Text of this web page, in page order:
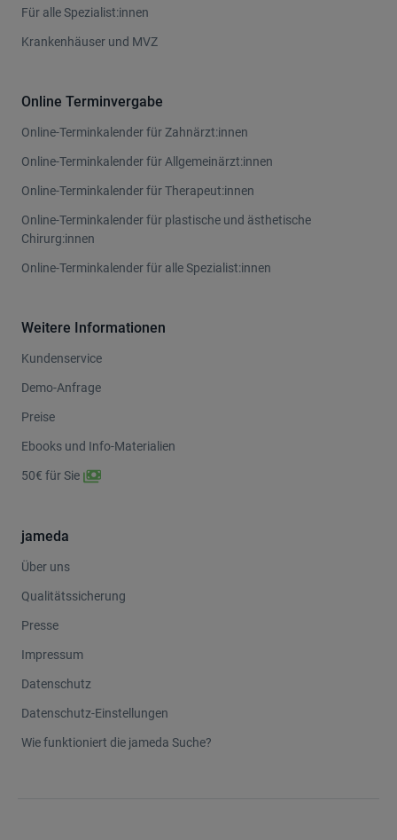
Für alle Spezialist:innen
Krankenhäuser und MVZ
Online Terminvergabe
Online-Terminkalender für Zahnärzt:innen
Online-Terminkalender für Allgemeinärzt:innen
Online-Terminkalender für Therapeut:innen
Online-Terminkalender für plastische und ästhetische
Chirurg:innen
Online-Terminkalender für alle Spezialist:innen
Weitere Informationen
Kundenservice
Demo-Anfrage
Preise
Ebooks und Info-Materialien
50€ für Sie
jameda
Über uns
Qualitätssicherung
Presse
Impressum
Datenschutz
Datenschutz-Einstellungen
Wie funktioniert die jameda Suche?